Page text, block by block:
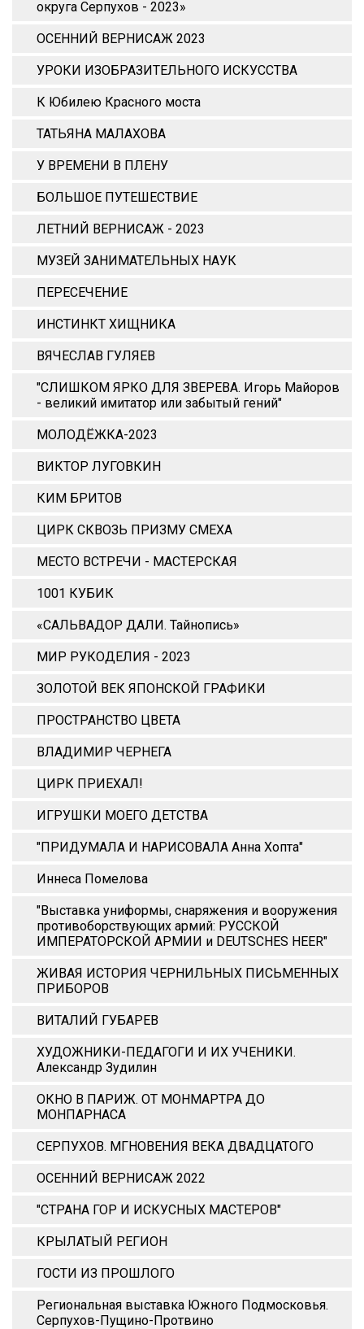
округа Серпухов - 2023»
ОСЕННИЙ ВЕРНИСАЖ 2023
УРОКИ ИЗОБРАЗИТЕЛЬНОГО ИСКУССТВА
К Юбилею Красного моста
ТАТЬЯНА МАЛАХОВА
У ВРЕМЕНИ В ПЛЕНУ
БОЛЬШОЕ ПУТЕШЕСТВИЕ
ЛЕТНИЙ ВЕРНИСАЖ - 2023
МУЗЕЙ ЗАНИМАТЕЛЬНЫХ НАУК
ПЕРЕСЕЧЕНИЕ
ИНСТИНКТ ХИЩНИКА
ВЯЧЕСЛАВ ГУЛЯЕВ
"СЛИШКОМ ЯРКО ДЛЯ ЗВЕРЕВА. Игорь Майоров
- великий имитатор или забытый гений"
МОЛОДЁЖКА-2023
ВИКТОР ЛУГОВКИН
КИМ БРИТОВ
ЦИРК СКВОЗЬ ПРИЗМУ СМЕХА
МЕСТО ВСТРЕЧИ - МАСТЕРСКАЯ
1001 КУБИК
«САЛЬВАДОР ДАЛИ. Тайнопись»
МИР РУКОДЕЛИЯ - 2023
ЗОЛОТОЙ ВЕК ЯПОНСКОЙ ГРАФИКИ
ПРОСТРАНСТВО ЦВЕТА
ВЛАДИМИР ЧЕРНЕГА
ЦИРК ПРИЕХАЛ!
ИГРУШКИ МОЕГО ДЕТСТВА
"ПРИДУМАЛА И НАРИСОВАЛА Анна Xопта"
Иннеса Помелова
"Выставка униформы, снаряжения и вооружения
противоборствующих армий: РУССКОЙ
ИМПЕРАТОРСКОЙ АРМИИ и DEUTSCHES HEER"
ЖИВАЯ ИСТОРИЯ ЧЕРНИЛЬНЫХ ПИСЬМЕННЫХ
ПРИБОРОВ
ВИТАЛИЙ ГУБАРЕВ
ХУДОЖНИКИ-ПЕДАГОГИ И ИХ УЧЕНИКИ.
Александр Зудилин
ОКНО В ПАРИЖ. ОТ МОНМАРТРА ДО
МОНПАРНАСА
СЕРПУХОВ. МГНОВЕНИЯ ВЕКА ДВАДЦАТОГО
ОСЕННИЙ ВЕРНИСАЖ 2022
"СТРАНА ГОР И ИСКУСНЫХ МАСТЕРОВ"
КРЫЛАТЫЙ РЕГИОН
ГОСТИ ИЗ ПРОШЛОГО
Региональная выставка Южного Подмосковья.
Серпухов-Пущино-Протвино